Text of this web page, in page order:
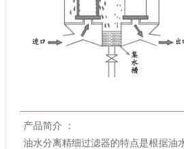
产品简介 ：
油水分离精细过滤器的特点是根据油